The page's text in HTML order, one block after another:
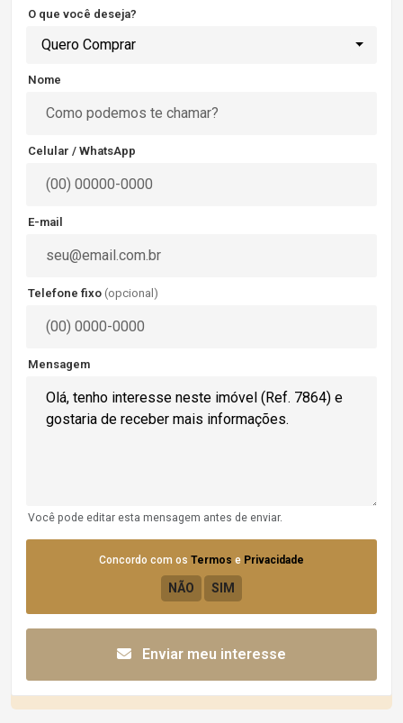
O que você deseja?
Quero Comprar
Nome
Celular / WhatsApp
E-mail
Telefone fixo (opcional)
Mensagem
Você pode editar esta mensagem antes de enviar.
Concordo com os Termos e Privacidade
Enviar meu interesse